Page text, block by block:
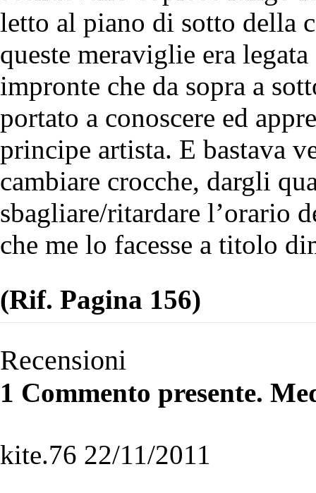
letto al piano di sotto della
queste meraviglie era
impronte che da sopra a
portato a conoscere ed
principe artista. E bastava
cambiare crocche, dargli
sbagliare/ritardare l’orario
che me lo facesse a titolo
(Rif. Pagina 156)
Recensioni
1 Commento presente.
kite.76 22/11/2011